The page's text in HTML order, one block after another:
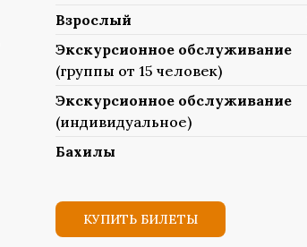
Взрослый
Экскурсионное обслуживание
(группы от 15 человек)
Экскурсионное обслуживание
(индивидуальное)
Бахилы
КУПИТЬ БИЛЕТЫ